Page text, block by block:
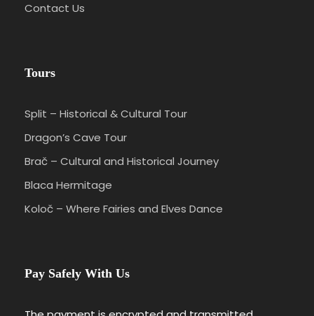
Contact Us
Tours
Split – Historical & Cultural Tour
Dragon’s Cave Tour
Brač – Cultural and Historical Journey
Blaca Hermitage
Koloč – Where Fairies and Elves Dance
Pay Safely With Us